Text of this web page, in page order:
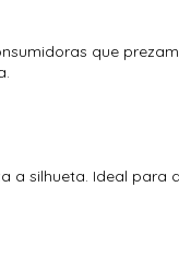
que
a silhueta. Ideal para